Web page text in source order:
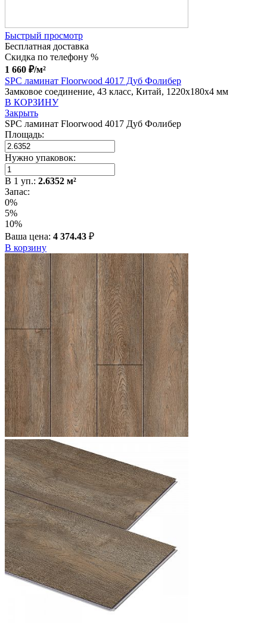
Быстрый просмотр
Бесплатная доставка
Скидка по телефону %
1 660 ₽/м²
SPC ламинат Floorwood 4017 Дуб Фолибер
Замковое соединение, 43 класс, Китай, 1220x180x4 мм
В КОРЗИНУ
Закрыть
SPC ламинат Floorwood 4017 Дуб Фолибер
Площадь:
Нужно упаковок:
В 1 уп.: 2.6352 м²
Запас:
0%
5%
10%
Ваша цена: 4 374.43 ₽
В корзину